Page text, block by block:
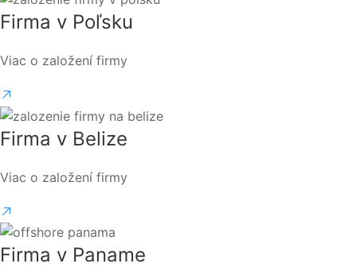
Firma v Poľsku
Viac o založení firmy
Firma v Belize
Viac o založení firmy
Firma v Paname